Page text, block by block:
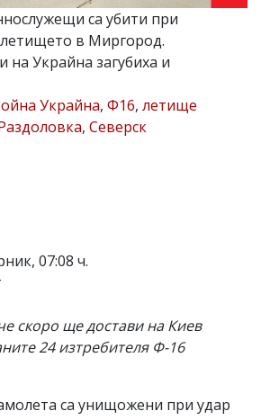
са убити при
в Миргород.
Украйна загубиха и
Украйна, Ф16, летище
, Северск
07:08 ч.
скоро ще достави на Киев
24 изтребителя Ф-16
са унищожени при удар